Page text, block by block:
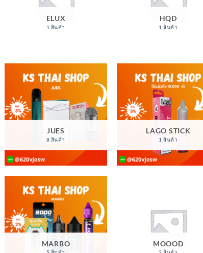
ELUX
1 สินค้า
HQD
1 สินค้า
JUES
8 สินค้า
LAGO STICK
1 สินค้า
MARBO MOOOD